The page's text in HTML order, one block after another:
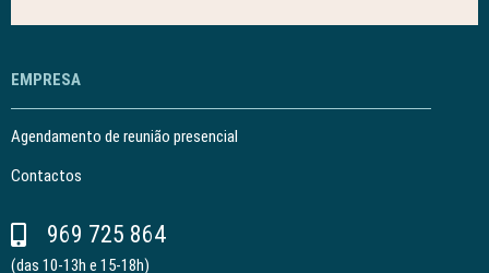
EMPRESA
Agendamento de reunião presencial
Contactos
969 725 864
(das 10-13h e 15-18h)